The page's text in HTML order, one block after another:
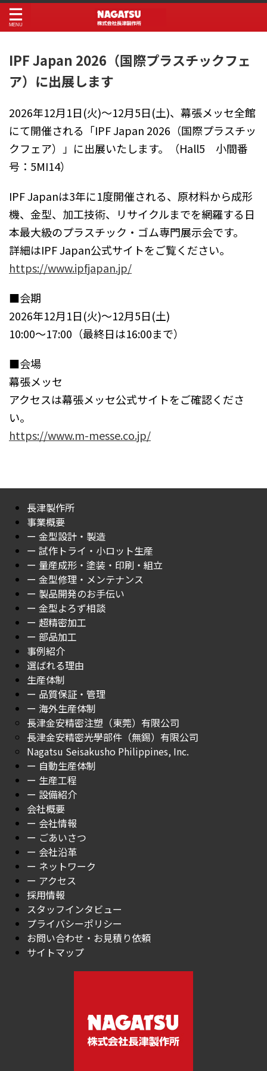
IPF Japan 2026（国際プラスチックフェ
ア）に出展します
2026年12月1日(火)～12月5日(土)、幕張メッセ全館
にて開催される「IPF Japan 2026（国際プラスチッ
クフェア）」に出展いたします。（Hall5 小間番
号：5MI14）
IPF Japanは3年に1度開催される、原材料から成形
機、金型、加工技術、リサイクルまでを網羅する日
本最大級のプラスチック・ゴム専門展示会です。
詳細はIPF Japan公式サイトをご覧ください。
https://www.ipfjapan.jp/
■会期
2026年12月1日(火)～12月5日(土)
10:00～17:00（最終日は16:00まで）
■会場
幕張メッセ
アクセスは幕張メッセ公式サイトをご確認くださ
い。
https://www.m-messe.co.jp/
長津製作所
事業概要
ー 金型設計・製造
ー 試作トライ・小ロット生産
ー 量産成形・塗装・印刷・組立
ー 金型修理・メンテナンス
ー 製品開発のお手伝い
ー 金型よろず相談
ー 超精密加工
ー 部品加工
事例紹介
選ばれる理由
生産体制
ー 品質保証・管理
ー 海外生産体制
長津金安精密注塑（東莞）有限公司
長津金安精密光學部件（無錫）有限公司
Nagatsu Seisakusho Philippines, Inc.
ー 自動生産体制
ー 生産工程
ー 設備紹介
会社概要
ー 会社情報
ー ごあいさつ
ー 会社沿革
ー ネットワーク
ー アクセス
採用情報
スタッフインタビュー
プライバシーポリシー
お問い合わせ・お見積り依頼
サイトマップ